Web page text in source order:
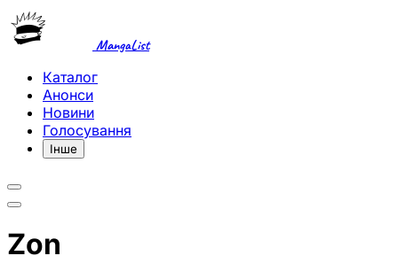
MangaList
Каталог
Анонси
Новини
Голосування
Інше
Zon